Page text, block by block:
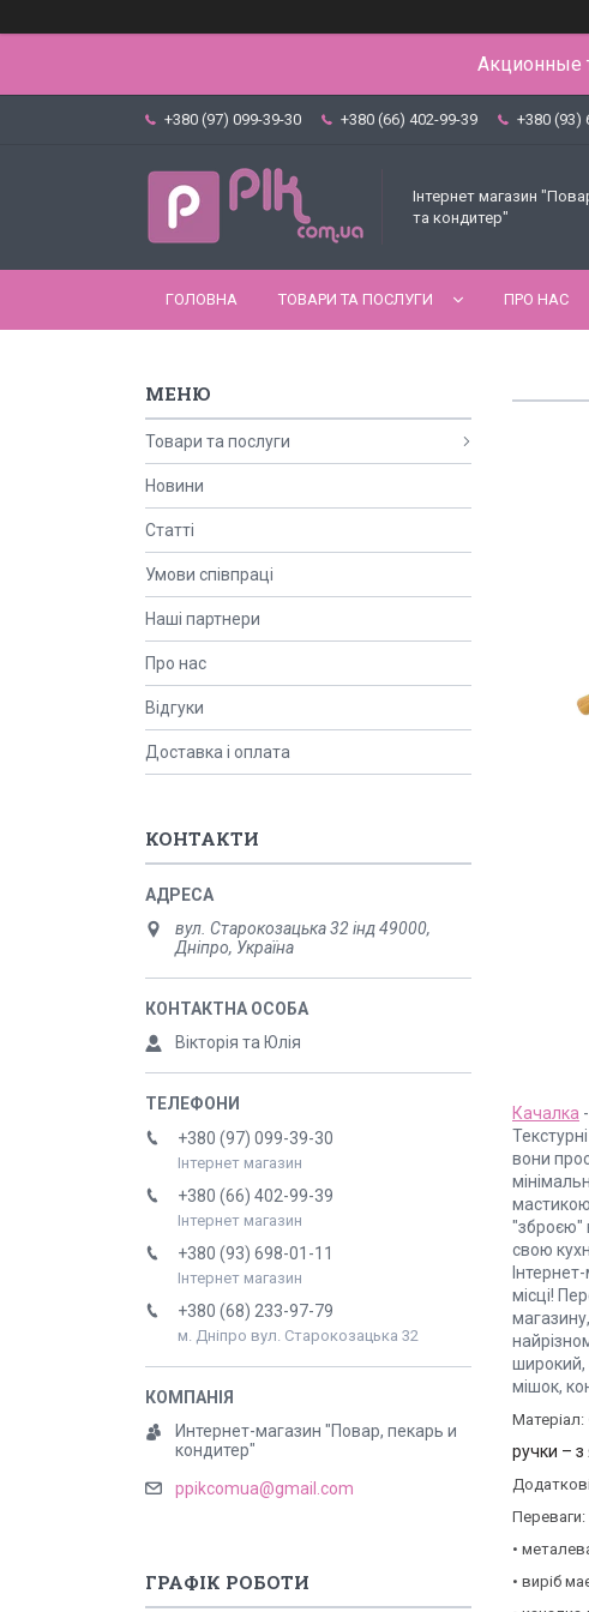
Акционные
+380 (97) 099-39-30 +380 (66) 402-99-39 +380 (93)
Інтернет магазин
та кондитер"
ГОЛОВНА ТОВАРИ ТА ПОСЛУГИ ПРО НАС
Качалка
вони
"зброєю"
свою
місці!
широкий,
мішок,
Матеріал:
ручки – з
Переваги:
•
• виріб
Товари та послуги
Новини
Статті
Умови співпраці
Наші партнери
Про нас
Відгуки
Доставка і оплата
КОНТАКТИ
вул. Старокозацька 32 інд 49000,
Дніпро, Україна
Вікторія та Юлія
+380 (97) 099-39-30
Інтернет магазин
+380 (66) 402-99-39
Інтернет магазин
+380 (93) 698-01-11
Інтернет магазин
+380 (68) 233-97-79
м. Дніпро вул. Старокозацька 32
Интернет-магазин "Повар, пекарь и
кондитер"
ppikcomua@gmail.com
ГРАФІК РОБОТИ